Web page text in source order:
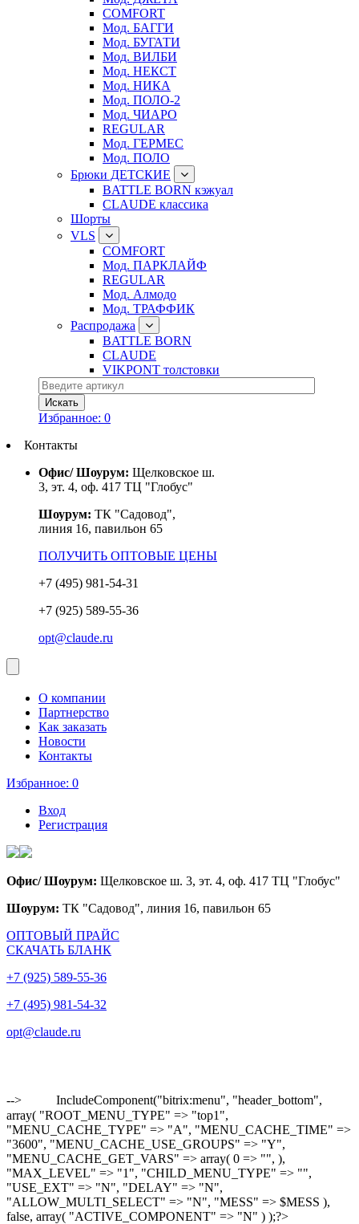
COMFORT
Мод. БАГГИ
Мод. БУГАТИ
Мод. ВИЛБИ
Мод. НЕКСТ
Мод. НИКА
Мод. ПОЛО-2
Мод. ЧИАРО
REGULAR
Мод. ГЕРМЕС
Мод. ПОЛО
Брюки ДЕТСКИЕ
BATTLE BORN кэжуал
CLAUDE классика
Шорты
VLS
COMFORT
Мод. ПАРКЛАЙФ
REGULAR
Мод. Алмодо
Мод. ТРАФФИК
Распродажа
BATTLE BORN
CLAUDE
VIKPONT толстовки
Избранное: 0
Контакты
Офис/ Шоурум: Щелковское ш.
3, эт. 4, оф. 417 ТЦ "Глобус"
Шоурум: ТК "Садовод",
линия 16, павильон 65
ПОЛУЧИТЬ ОПТОВЫЕ ЦЕНЫ
+7 (495) 981-54-31
+7 (925) 589-55-36
opt@claude.ru
О компании
Партнерство
Как заказать
Новости
Контакты
Избранное: 0
Вход
Регистрация
Офис/ Шоурум: Щелковское ш. 3, эт. 4, оф. 417 ТЦ "Глобус"
Шоурум: ТК "Садовод", линия 16, павильон 65
ОПТОВЫЙ ПРАЙС
СКАЧАТЬ БЛАНК
+7 (925) 589-55-36
+7 (495) 981-54-32
opt@claude.ru
-->
IncludeComponent("bitrix:menu", "header_bottom",
array( "ROOT_MENU_TYPE" => "top1",
"MENU_CACHE_TYPE" => "A", "MENU_CACHE_TIME" =>
"3600", "MENU_CACHE_USE_GROUPS" => "Y",
"MENU_CACHE_GET_VARS" => array( 0 => "", ),
"MAX_LEVEL" => "1", "CHILD_MENU_TYPE" => "",
"USE_EXT" => "N", "DELAY" => "N",
"ALLOW_MULTI_SELECT" => "N", "MESS" => $MESS ),
false, array( "ACTIVE_COMPONENT" => "N" ) );?>